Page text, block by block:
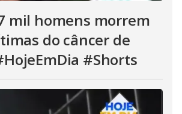
mil homens morrem
do câncer de
#Shorts